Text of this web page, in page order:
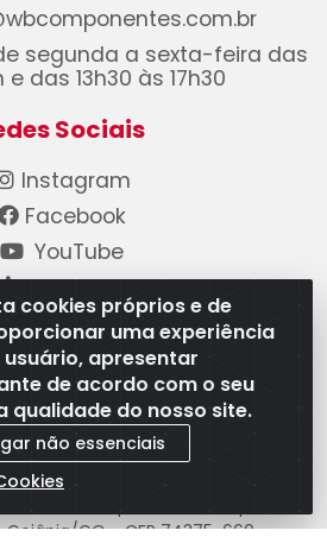
cookies próprios e de
uma experiência
apresentar
de acordo com o seu
qualidade do nosso site.
não essenciais
segunda a sexta-feira das
e das 13h30 às 17h30
Sociais
Instagram
Facebook
YouTube
Linkedin
de Pagamento
Automotivos LTDA - CNPJ
Goiânia/GO - CEP 74375-660